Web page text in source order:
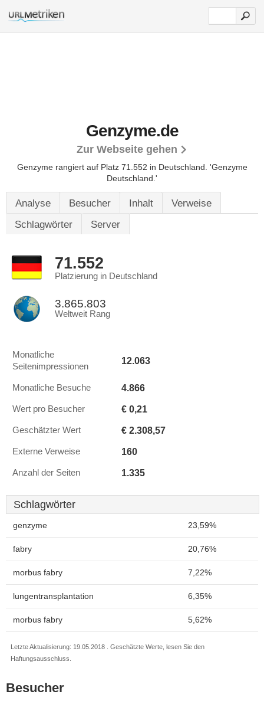
Genzyme.de
Zur Webseite gehen
Genzyme rangiert auf Platz 71.552 in Deutschland. 'Genzyme
Deutschland.'
Analyse Besucher Inhalt
Verweise
Schlagwörter
Server
71.552
Platzierung in Deutschland
3.865.803
Weltweit Rang
Monatliche
Seitenimpressionen
12.063
Monatliche Besuche 4.866
Wert pro Besucher € 0,21
Geschätzter Wert € 2.308,57
Externe Verweise 160
Anzahl der Seiten 1.335
Schlagwörter
genzyme 23,59%
fabry 20,76%
morbus fabry 7,22%
lungentransplantation 6,35%
morbus fabry 5,62%
Letzte Aktualisierung: 19.05.2018 . Geschätzte Werte, lesen Sie den
Haftungsausschluss.
Besucher